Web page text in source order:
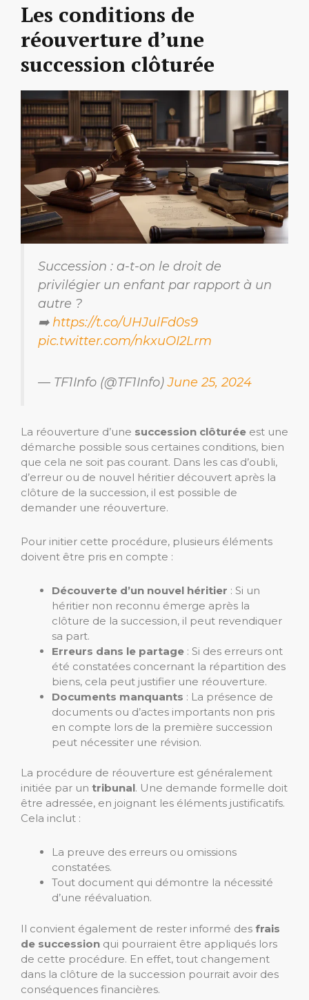
Les conditions de
réouverture d’une
succession clôturée
Succession : a-t-on le droit de
privilégier un enfant par rapport à un
autre ?
➡️ https://t.co/UHJulFd0s9
pic.twitter.com/nkxuOI2Lrm
— TF1Info (@TF1Info)June 25, 2024
La réouverture d’une succession clôturée est une
démarche possible sous certaines conditions, bien
que cela ne soit pas courant. Dans les cas d’oubli,
d’erreur ou de nouvel héritier découvert après la
clôture de la succession, il est possible de
demander une réouverture.
Pour initier cette procédure, plusieurs éléments
doivent être pris en compte :
Découverte d’un nouvel héritier : Si un
héritier non reconnu émerge après la
clôture de la succession, il peut revendiquer
sa part.
Erreurs dans le partage : Si des erreurs ont
été constatées concernant la répartition des
biens, cela peut justifier une réouverture.
Documents manquants : La présence de
documents ou d’actes importants non pris
en compte lors de la première succession
peut nécessiter une révision.
La procédure de réouverture est généralement
initiée par un tribunal. Une demande formelle doit
être adressée, en joignant les éléments justificatifs.
Cela inclut :
La preuve des erreurs ou omissions
constatées.
Tout document qui démontre la nécessité
d’une réévaluation.
Il convient également de rester informé des frais
de succession qui pourraient être appliqués lors
de cette procédure. En effet, tout changement
dans la clôture de la succession pourrait avoir des
conséquences financières.